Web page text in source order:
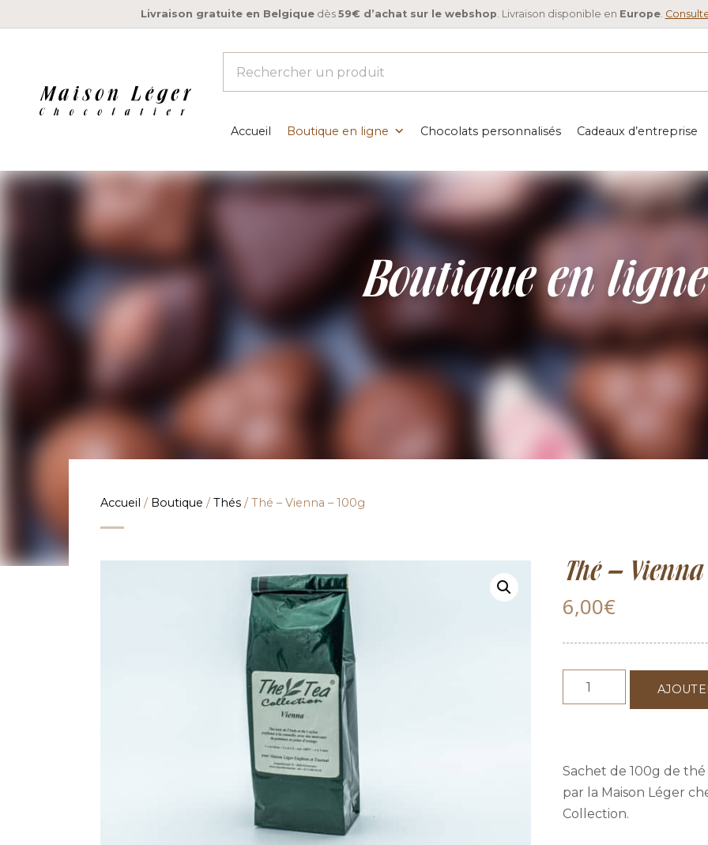
Livraison gratuite en Belgiquedès 59€ d’achat sur le webshop. Livraison disponible en Europe.
Accueil Boutique en ligne Chocolats personnalisés Cadeaux d’entreprise
Boutique en ligne
Accueil / Boutique /Thés / Thé – Vienna – 100g
Thé –
6,00€
Sachet de 100g de
par la Maison Léger
Collection.